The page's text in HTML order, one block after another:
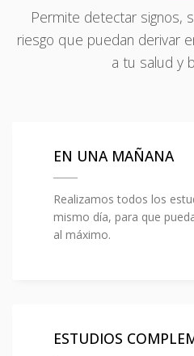
Permite detectar signos,
riesgo que puedan derivar
a tu salud y
EN UNA MAÑANA
Realizamos todos los
mismo día, para que
al máximo.
ESTUDIOS